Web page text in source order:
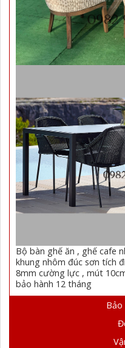
Bộ bàn ghế ăn , ghế cafe
khung nhôm đúc sơn tích
8mm cường lực , mút
bảo hành 12 tháng
Bảo